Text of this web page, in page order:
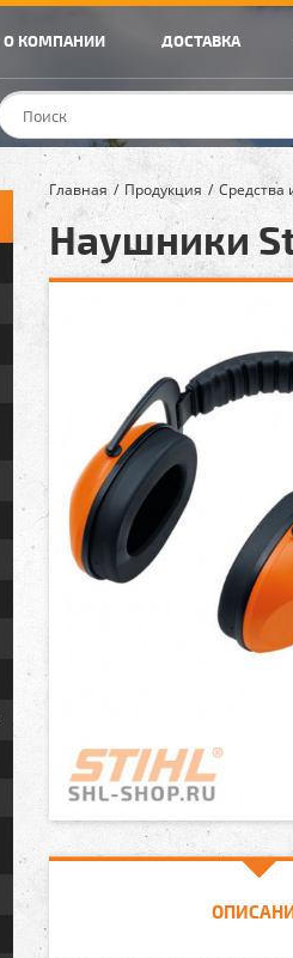
О КОМПАНИИ ДОСТАВКА
Главная Продукция
Наушники